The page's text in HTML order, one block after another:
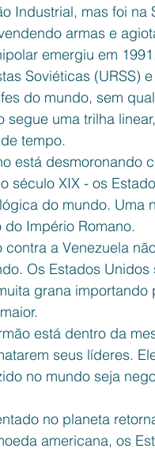
Industrial, mas foi
armas e
emergiu em
Soviéticas (URSS)
do mundo, sem
segue uma trilha
tempo.
está desmoronando
século XIX - os
do mundo. Uma
Império Romano.
contra a Venezuela
Os Estados
grana
está dentro da
seus líderes.
no mundo seja
no planeta
americana, os